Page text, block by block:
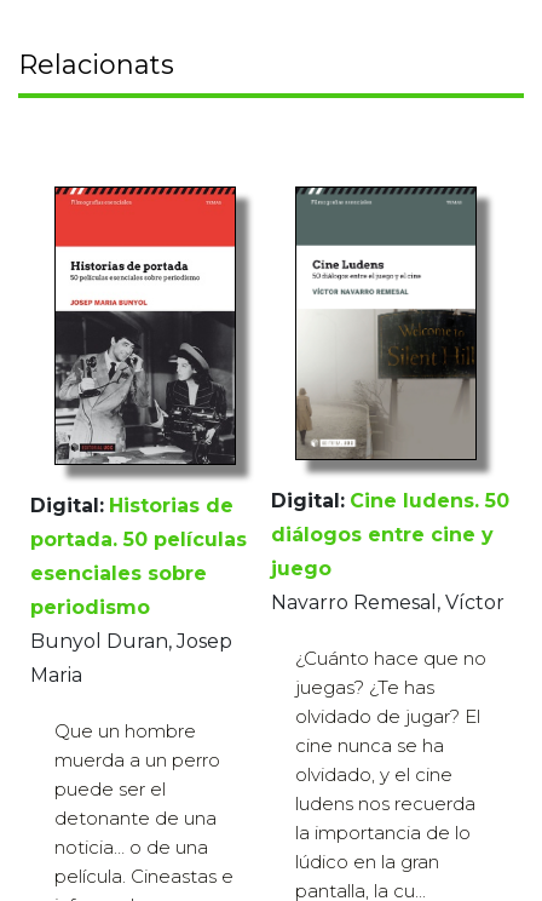
Relacionats
Digital: Historias de
portada. 50 películas
esenciales sobre
periodismo
Bunyol Duran, Josep
Maria
Que un hombre
muerda a un perro
puede ser el
detonante de una
noticia… o de una
película. Cineastas e
Digital: Cine ludens. 50
diálogos entre cine y
juego
Navarro Remesal, Víctor
¿Cuánto hace que no
juegas? ¿Te has
olvidado de jugar? El
cine nunca se ha
olvidado, y el cine
ludens nos recuerda
la importancia de lo
lúdico en la gran
pantalla, la cu...